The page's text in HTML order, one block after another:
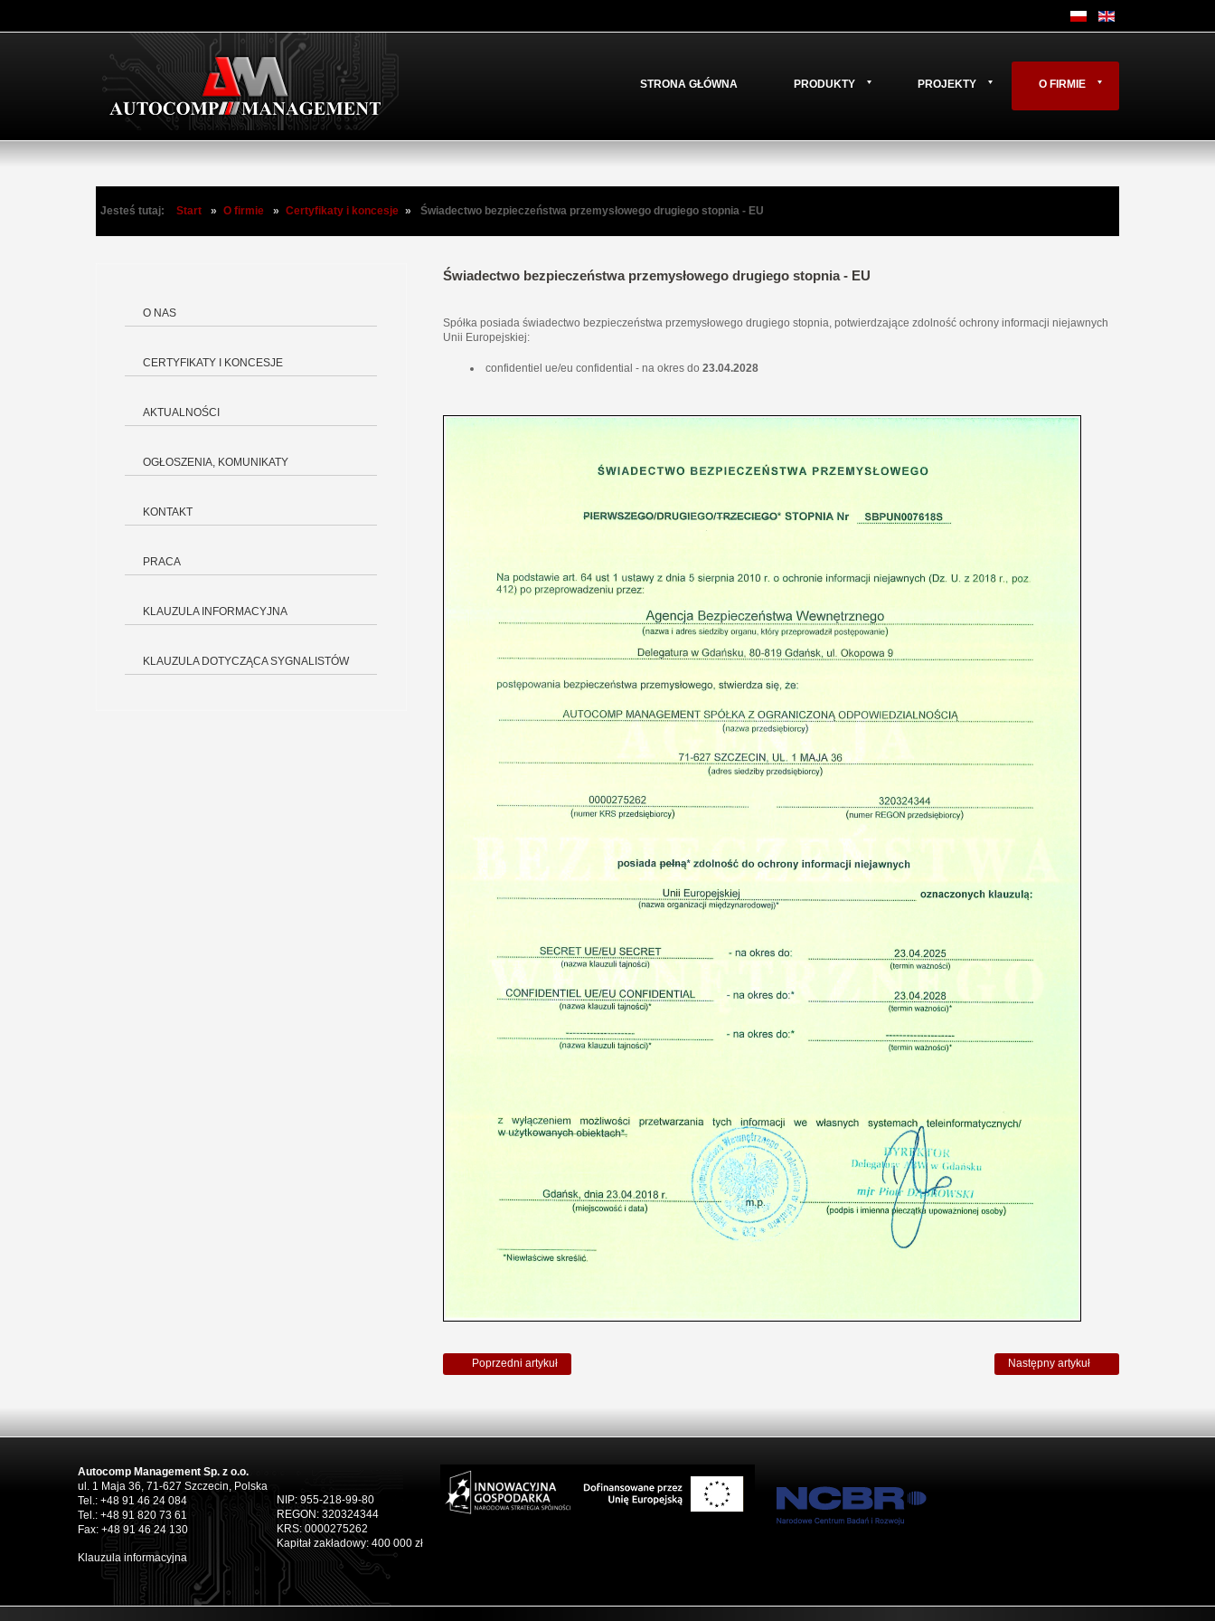
STRONA GŁÓWNA PRODUKTY PROJEKTY O FIRMIE
Jesteś tutaj: Start » O firmie » Certyfikaty i koncesje » Świadectwo bezpieczeństwa przemysłowego drugiego stopnia - EU
O NAS
CERTYFIKATY I KONCESJE
AKTUALNOŚCI
OGŁOSZENIA, KOMUNIKATY
KONTAKT
PRACA
KLAUZULA INFORMACYJNA
KLAUZULA DOTYCZĄCA SYGNALISTÓW
Świadectwo bezpieczeństwa przemysłowego drugiego stopnia - EU
Spółka posiada świadectwo bezpieczeństwa przemysłowego drugiego stopnia, potwierdzające zdolność ochrony informacji niejawnych
Unii Europejskiej:
confidentiel ue/eu confidential - na okres do 23.04.2028
Poprzedni artykuł Następny artykuł
Autocomp Management Sp. z o.o.
ul. 1 Maja 36, 71-627 Szczecin, Polska
Tel.: +48 91 46 24 084
Tel.: +48 91 820 73 61
Fax: +48 91 46 24 130
Klauzula informacyjna
NIP: 955-218-99-80
REGON: 320324344
KRS: 0000275262
Kapitał zakładowy: 400 000 zł